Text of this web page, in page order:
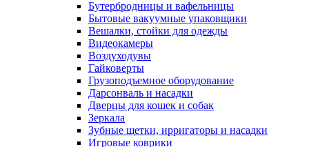
Бутербродницы и вафельницы
Бытовые вакуумные упаковщики
Вешалки, стойки для одежды
Видеокамеры
Воздуходувы
Гайковерты
Грузоподъемное оборудование
Дарсонваль и насадки
Дверцы для кошек и собак
Зеркала
Зубные щетки, ирригаторы и насадки
Игровые коврики